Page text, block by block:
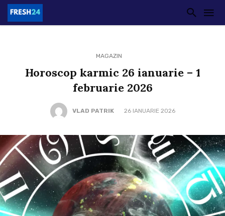
MAGAZIN
Horoscop karmic 26 ianuarie – 1
februarie 2026
VLAD PATRIK 26 IANUARIE 2026